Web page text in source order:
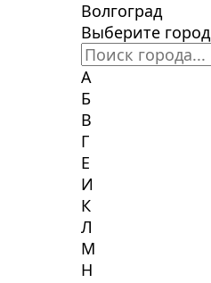
Волгоград
Выберите город
А
Б
В
Г
Е
И
К
Л
М
Н